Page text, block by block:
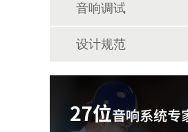
音响调试
设计规范